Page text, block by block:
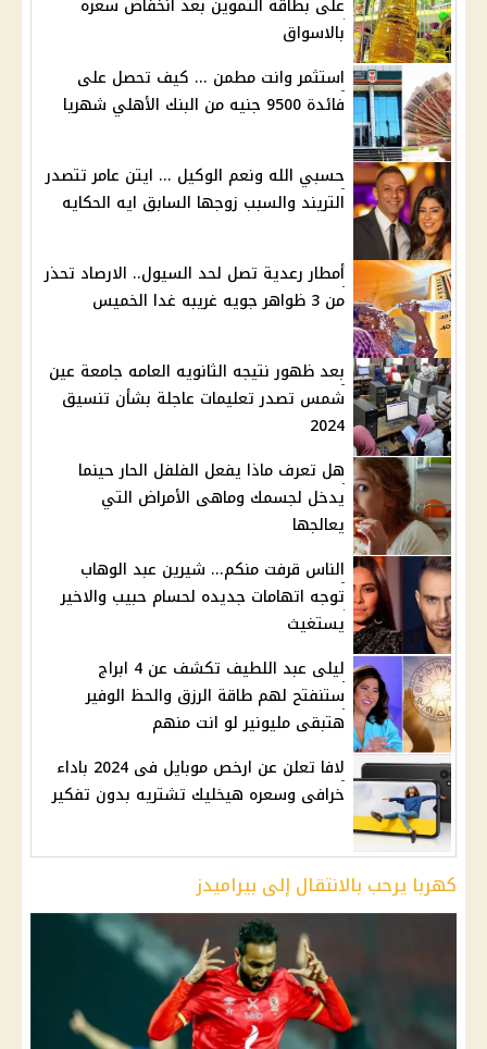
على بطاقة التموين بعد انخفاض سعره
بالاسواق
استثمر وانت مطمن ... كيف تحصل على
فائدة 9500 جنيه من البنك الأهلي شهريا
حسبي الله ونعم الوكيل ... ايتن عامر تتصدر
التريند والسبب زوجها السابق ايه الحكايه
أمطار رعدية تصل لحد السيول.. الارصاد تحذر
من 3 ظواهر جويه غريبه غدا الخميس
بعد ظهور نتيجه الثانويه العامه جامعة عين
شمس تصدر تعليمات عاجلة بشأن تنسيق
2024
هل تعرف ماذا يفعل الفلفل الحار حينما
يدخل لجسمك وماهى الأمراض التي
يعالجها
الناس قرفت منكم... شيرين عبد الوهاب
توجه اتهامات جديده لحسام حبيب والاخير
يستغيث
ليلى عبد اللطيف تكشف عن 4 ابراج
ستنفتح لهم طاقة الرزق والحظ الوفير
هتبقى مليونير لو انت منهم
لافا تعلن عن ارخص موبايل فى 2024 باداء
خرافى وسعره هيخليك تشتريه بدون تفكير
كهربا يرحب بالانتقال إلى بيراميدز